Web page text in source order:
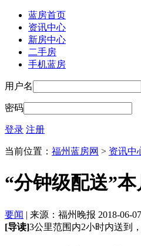
蓝房首页
资讯中心
新房中心
二手房
手机蓝房
用户名
密码
登录 注册
当前位置： 福州蓝房网 > 资讯中
“分钟级配送”
要闻 | 来源：福州晚报 2018-06-
[导读]3公里范围内2小时内送到